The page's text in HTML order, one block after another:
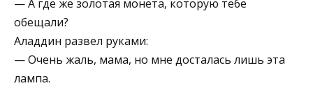
— А где же золотая монета, которую тебе
обещали?
Аладдин развел руками:
— Очень жаль, мама, но мне досталась лишь эта
лампа.